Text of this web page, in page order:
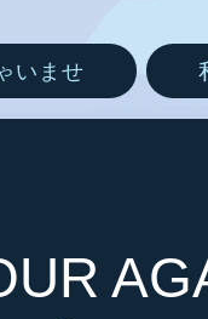
いませ